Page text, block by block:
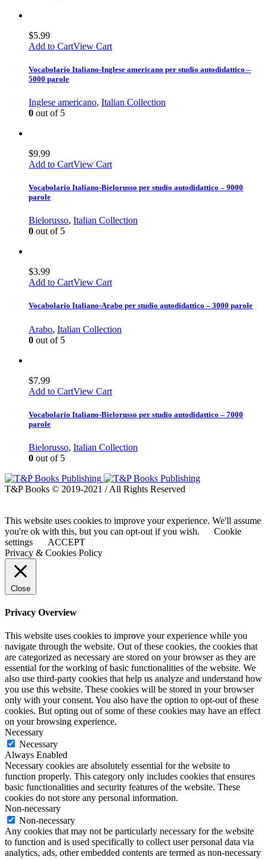
$5.99
Add to CartView Cart
Vocabolario Italiano-Inglese americano per studio autodidattico –
5000 parole
Inglese americano, Italian Collection
0 out of 5
$9.99
Add to CartView Cart
Vocabolario Italiano-Bielorusso per studio autodidattico – 9000
parole
Bielorusso, Italian Collection
0 out of 5
$3.99
Add to CartView Cart
Vocabolario Italiano-Arabo per studio autodidattico – 3000 parole
Arabo, Italian Collection
0 out of 5
$7.99
Add to CartView Cart
Vocabolario Italiano-Bielorusso per studio autodidattico – 7000
parole
Bielorusso, Italian Collection
0 out of 5
T&P Books © 2019-2021 / All Rights Reserved
This website uses cookies to improve your experience. We'll assume
you're ok with this, but you can opt-out if you wish.
Cookie
settings
ACCEPT
Privacy & Cookies Policy
Close
Privacy Overview
This website uses cookies to improve your experience while you
navigate through the website. Out of these cookies, the cookies that
are categorized as necessary are stored on your browser as they are
essential for the working of basic functionalities of the website. We
also use third-party cookies that help us analyze and understand how
you use this website. These cookies will be stored in your browser
only with your consent. You also have the option to opt-out of these
cookies. But opting out of some of these cookies may have an effect
on your browsing experience.
Necessary
Necessary
Always Enabled
Necessary cookies are absolutely essential for the website to
function properly. This category only includes cookies that ensures
basic functionalities and security features of the website. These
cookies do not store any personal information.
Non-necessary
Non-necessary
Any cookies that may not be particularly necessary for the website
to function and is used specifically to collect user personal data via
analytics, ads, other embedded contents are termed as non-necessary